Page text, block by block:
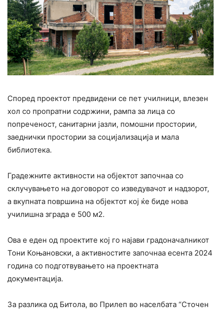
Според проектот предвидени се пет училници, влезен
хол со пропратни содржини, рампа за лица со
попреченост, санитарни јазли, помошни простории,
заеднички простории за социјализација и мала
библиотека.
Градежните активности на објектот започнаа со
склучувањето на договорот со изведувачот и надзорот,
а вкупната површина на објектот кој ќе биде нова
училишна зграда е 500 м2.
Ова е еден од проектите кој го најави градоначалникот
Тони Коњановски, а активностите започнаа есента 2024
година со подготвувањето на проектната
документација.
За разлика од Битола, во Прилеп во населбата “Сточен